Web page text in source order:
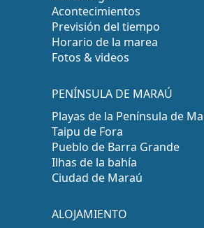
Acontecimientos
Previsión del tiempo
Horario de la marea
Fotos & videos
PENÍNSULA DE MARAÚ
Playas de la Península de
Taipu de Fora
Pueblo de Barra Grande
Ilhas de la bahía
Ciudad de Maraú
ALOJAMIENTO